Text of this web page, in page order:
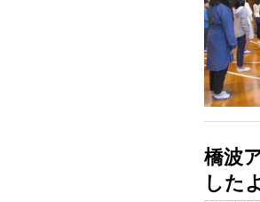
橋波
した